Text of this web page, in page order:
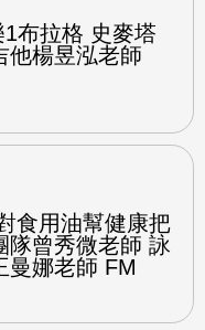
1布拉格 史麥塔
他楊昱泓老師
食用油幫健康把
隊曾秀微老師 詠
曼娜老師 FM